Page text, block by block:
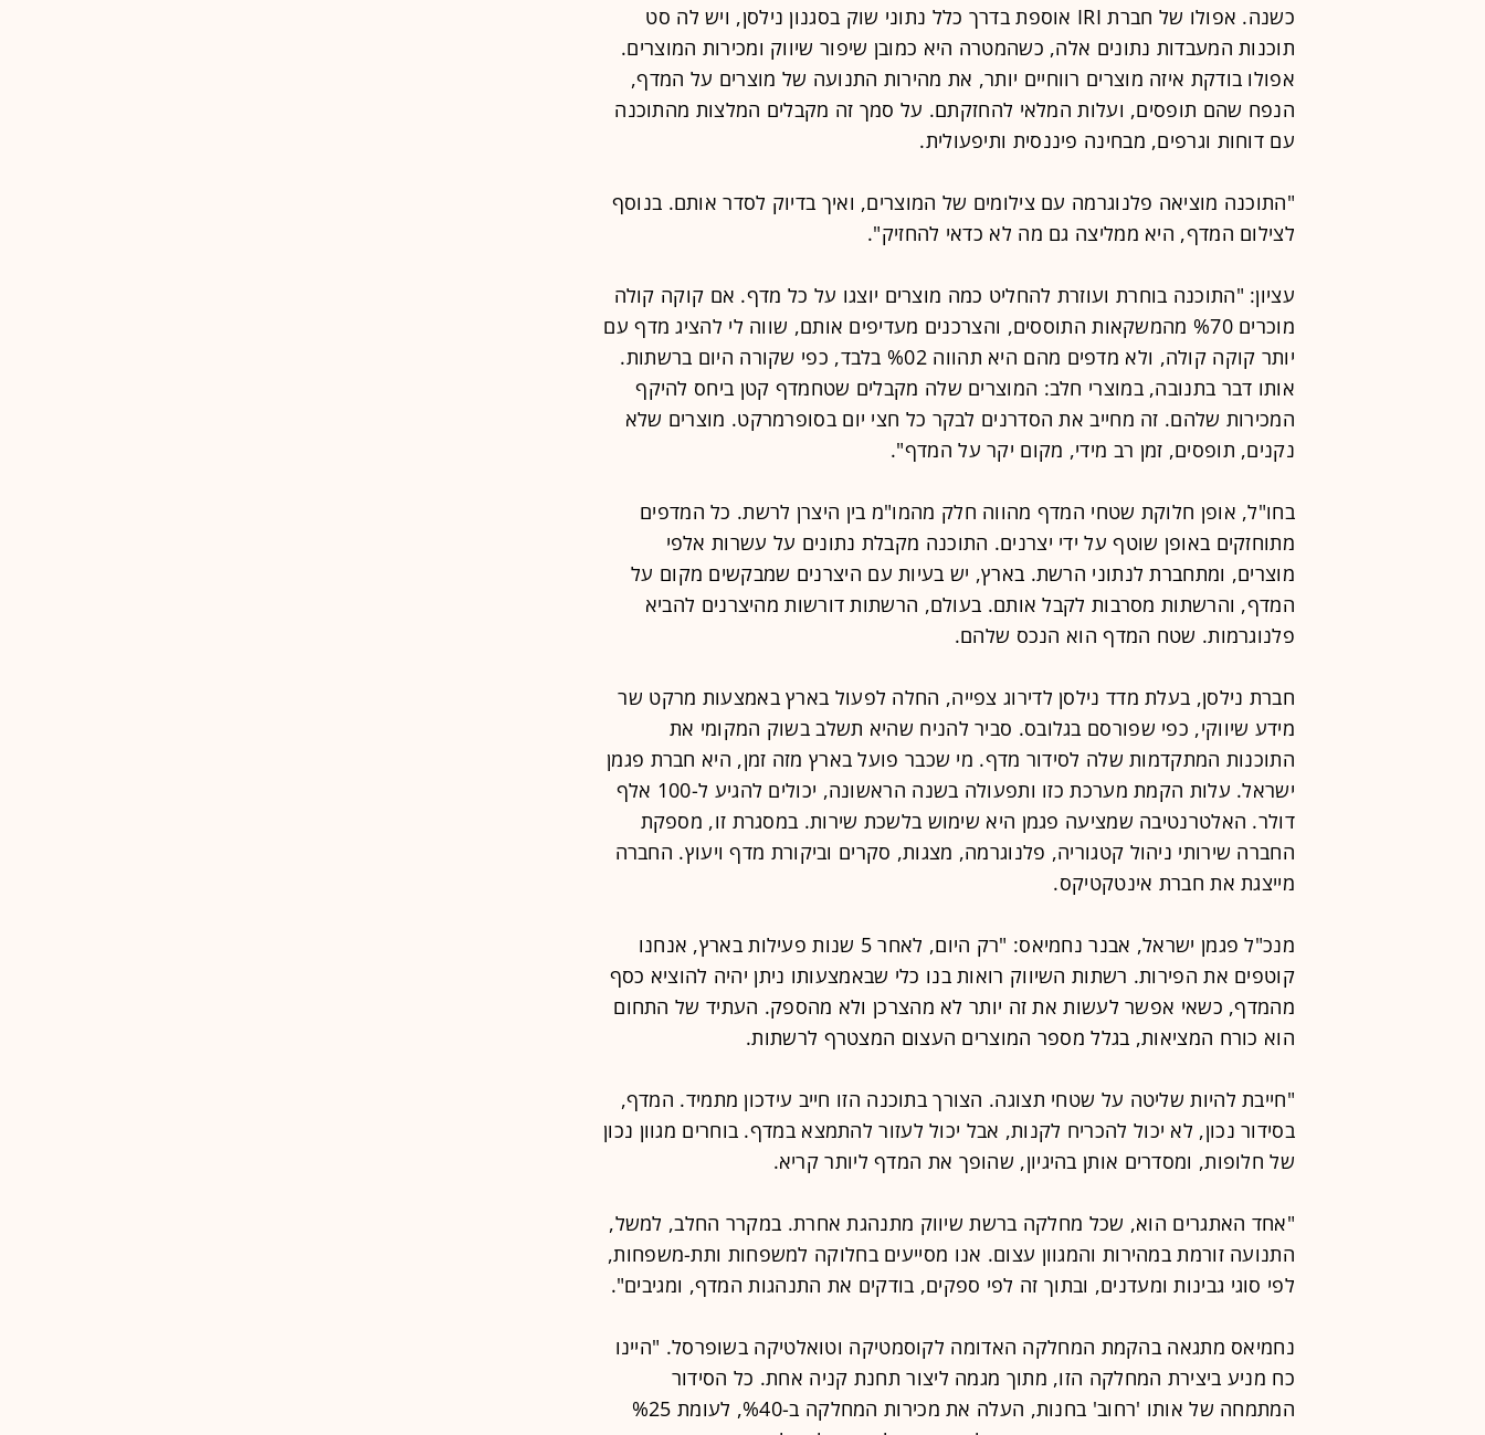
כשנה. אפולו של חברת IRI אוספת בדרך כלל נתוני שוק בסגנון נילסן, ויש לה סט
תוכנות המעבדות נתונים אלה, כשהמטרה היא כמובן שיפור שיווק ומכירות המוצרים.
אפולו בודקת איזה מוצרים רווחיים יותר, את מהירות התנועה של מוצרים על המדף,
הנפח שהם תופסים, ועלות המלאי להחזקתם. על סמך זה מקבלים המלצות מהתוכנה
עם דוחות וגרפים, מבחינה פיננסית ותיפעולית.
"התוכנה מוציאה פלנוגרמה עם צילומים של המוצרים, ואיך בדיוק לסדר אותם. בנוסף
לצילום המדף, היא ממליצה גם מה לא כדאי להחזיק".
עציון: "התוכנה בוחרת ועוזרת להחליט כמה מוצרים יוצגו על כל מדף. אם קוקה קולה
מוכרים %70 מהמשקאות התוססים, והצרכנים מעדיפים אותם, שווה לי להציג מדף עם
יותר קוקה קולה, ולא מדפים מהם היא תהווה %02 בלבד, כפי שקורה היום ברשתות.
אותו דבר בתנובה, במוצרי חלב: המוצרים שלה מקבלים שטחמדף קטן ביחס להיקף
המכירות שלהם. זה מחייב את הסדרנים לבקר כל חצי יום בסופרמרקט. מוצרים שלא
נקנים, תופסים, זמן רב מידי, מקום יקר על המדף".
בחו"ל, אופן חלוקת שטחי המדף מהווה חלק מהמו"מ בין היצרן לרשת. כל המדפים
מתוחזקים באופן שוטף על ידי יצרנים. התוכנה מקבלת נתונים על עשרות אלפי
מוצרים, ומתחברת לנתוני הרשת. בארץ, יש בעיות עם היצרנים שמבקשים מקום על
המדף, והרשתות מסרבות לקבל אותם. בעולם, הרשתות דורשות מהיצרנים להביא
פלנוגרמות. שטח המדף הוא הנכס שלהם.
חברת נילסן, בעלת מדד נילסן לדירוג צפייה, החלה לפעול בארץ באמצעות מרקט שר
מידע שיווקי, כפי שפורסם בגלובס. סביר להניח שהיא תשלב בשוק המקומי את
התוכנות המתקדמות שלה לסידור מדף. מי שכבר פועל בארץ מזה זמן, היא חברת פגמן
ישראל. עלות הקמת מערכת כזו ותפעולה בשנה הראשונה, יכולים להגיע ל-100 אלף
דולר. האלטרנטיבה שמציעה פגמן היא שימוש בלשכת שירות. במסגרת זו, מספקת
החברה שירותי ניהול קטגוריה, פלנוגרמה, מצגות, סקרים וביקורת מדף ויעוץ. החברה
מייצגת את חברת אינטקטיקס.
מנכ"ל פגמן ישראל, אבנר נחמיאס: "רק היום, לאחר 5 שנות פעילות בארץ, אנחנו
קוטפים את הפירות. רשתות השיווק רואות בנו כלי שבאמצעותו ניתן יהיה להוציא כסף
מהמדף, כשאי אפשר לעשות את זה יותר לא מהצרכן ולא מהספק. העתיד של התחום
הוא כורח המציאות, בגלל מספר המוצרים העצום המצטרף לרשתות.
"חייבת להיות שליטה על שטחי תצוגה. הצורך בתוכנה הזו חייב עידכון מתמיד. המדף,
בסידור נכון, לא יכול להכריח לקנות, אבל יכול לעזור להתמצא במדף. בוחרים מגוון נכון
של חלופות, ומסדרים אותן בהיגיון, שהופך את המדף ליותר קריא.
"אחד האתגרים הוא, שכל מחלקה ברשת שיווק מתנהגת אחרת. במקרר החלב, למשל,
התנועה זורמת במהירות והמגוון עצום. אנו מסייעים בחלוקה למשפחות ותת-משפחות,
לפי סוגי גבינות ומעדנים, ובתוך זה לפי ספקים, בודקים את התנהגות המדף, ומגיבים".
נחמיאס מתגאה בהקמת המחלקה האדומה לקוסמטיקה וטואלטיקה בשופרסל. "היינו
כח מניע ביצירת המחלקה הזו, מתוך מגמה ליצור תחנת קניה אחת. כל הסידור
המתמחה של אותו 'רחוב' בחנות, העלה את מכירות המחלקה ב-%40, לעומת %25